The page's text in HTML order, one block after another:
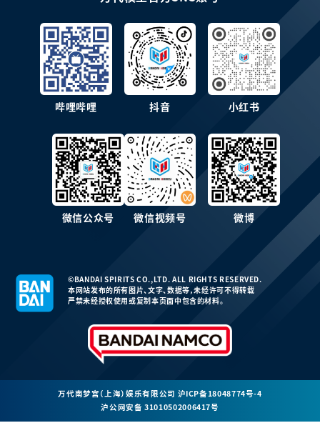
哔哩哔哩 抖音 小红书
微信公众号 微信视频号 微博
©BANDAI SPIRITS CO.,LTD. ALL RIGHTS RESERVED.
本网站发布的所有图片、文字、数据等，未经许可不得转载
严禁未经授权使用或复制本页面中包含的材料。
万代南梦宫（上海）娱乐有限公司 沪ICP备18048774号-4
沪公网安备 31010502006417号